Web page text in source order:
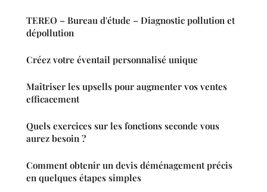
TEREO – Bureau d'étude – Diagnostic pollution et
dépollution
Créez votre éventail personnalisé unique
Maîtriser les upsells pour augmenter vos ventes
efficacement
Quels exercices sur les fonctions seconde vous
aurez besoin ?
Comment obtenir un devis déménagement précis
en quelques étapes simples